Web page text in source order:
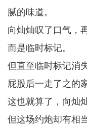
腻的味道。
向灿灿叹了口气，
而是临时标记。
但直至临时标记消
屁股后一走了之的
这也就算了，向灿
但这场约炮却有相